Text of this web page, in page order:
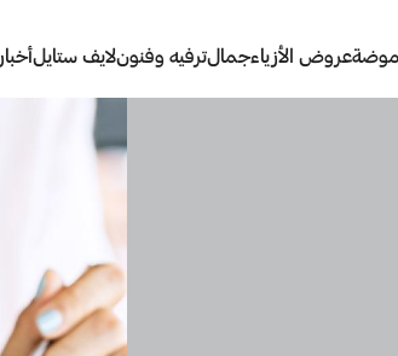
موضةعروض الأزياءجمالترفيه وفنونلايف ستايلأخبار